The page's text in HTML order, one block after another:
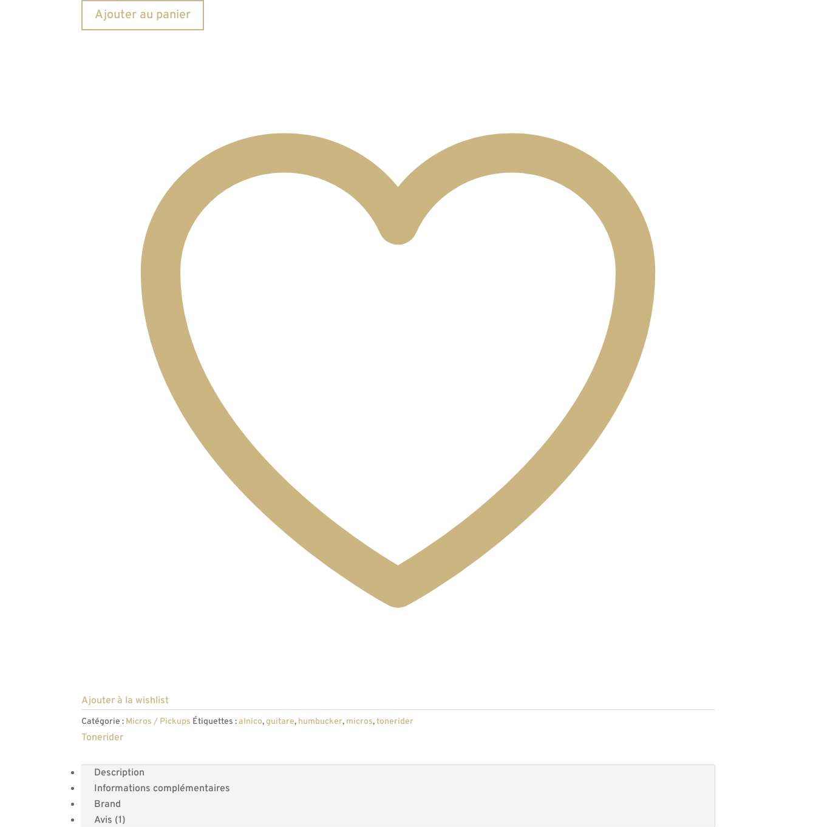
Micro
Humbucker
Ajouter au panier
Ajouter à la wishlist
Catégorie : Micros / Pickups Étiquettes :alnico,guitare, humbucker, micros,tonerider
Tonerider
Description
Informations complémentaires
Brand
Avis (1)